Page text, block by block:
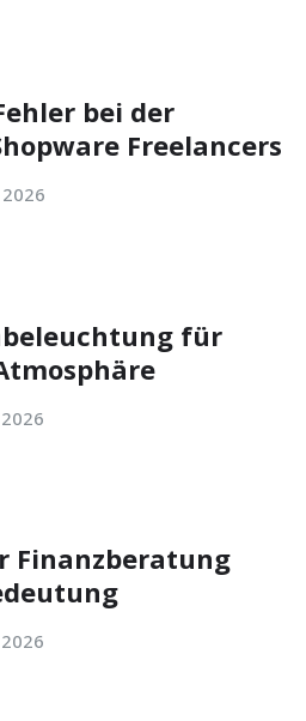
bei der
Freelancers
2026
für
Finanzberatung